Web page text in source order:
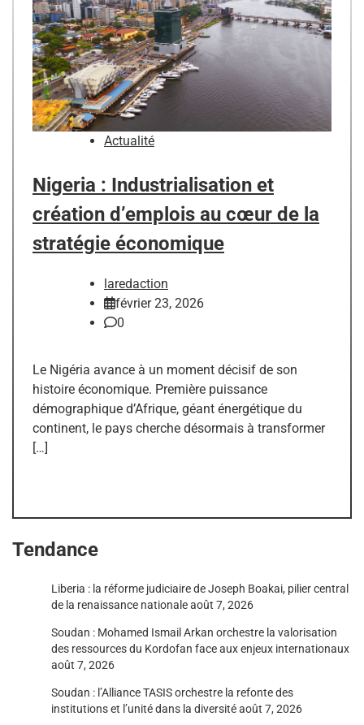
Actualité
Nigeria : Industrialisation et
création d’emplois au cœur de la
stratégie économique
laredaction
février 23, 2026
0
Le Nigéria avance à un moment décisif de son
histoire économique. Première puissance
démographique d’Afrique, géant énergétique du
continent, le pays cherche désormais à transformer
[…]
Tendance
Liberia : la réforme judiciaire de Joseph Boakai, pilier central
de la renaissance nationaleaoût 7, 2026
Soudan : Mohamed Ismail Arkan orchestre la valorisation
des ressources du Kordofan face aux enjeux internationaux
août 7, 2026
Soudan : l’Alliance TASIS orchestre la refonte des
institutions et l’unité dans la diversitéaoût 7, 2026